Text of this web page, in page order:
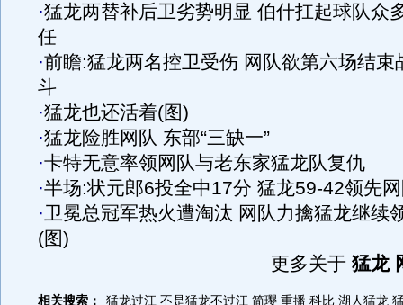
·猛龙两替补后卫劣势明显 伯什扛起球队众
任
·前瞻:猛龙两名控卫受伤 网队欲第六场结束
斗
·猛龙也还活着(图)
·猛龙险胜网队 东部“三缺一”
·卡特无意率领网队与老东家猛龙队复仇
·半场:状元郎6投全中17分 猛龙59-42领先
·卫冕总冠军热火遭淘汰 网队力擒猛龙继续
(图)
更多关于 猛龙
相关搜索： 猛龙过江 不是猛龙不过江 简璎 重播 科比 湖人猛龙